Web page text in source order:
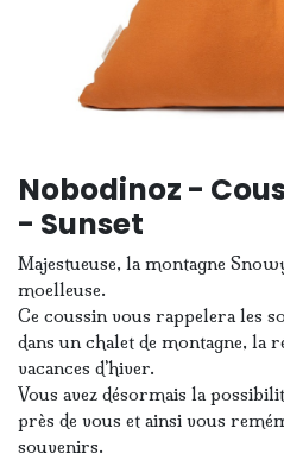
Nobodinoz -
- Sunset
Majestueuse, la montagne
moelleuse.
Ce coussin vous rappelera les
dans un chalet de montagne, la
vacances d’hiver.
Vous avez désormais la
près de vous et ainsi vous
souvenirs.